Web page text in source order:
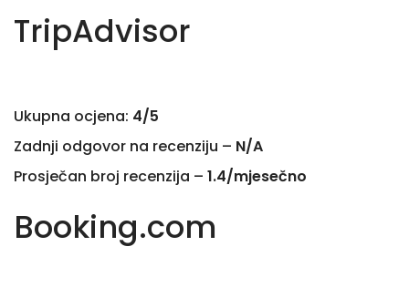
TripAdvisor
Ukupna ocjena: 4/5
Zadnji odgovor na recenziju – N/A
Prosječan broj recenzija – 1.4/mjesečno
Booking.com